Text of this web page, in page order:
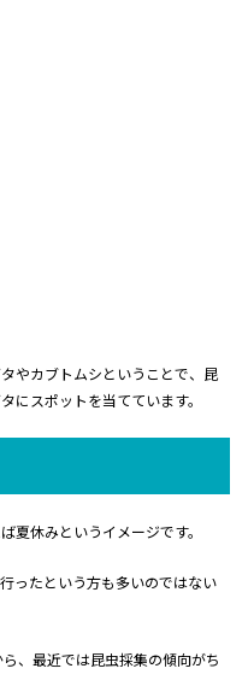
やカブトムシということで、昆
にスポットを当てています。
夏休みというイメージです。
ったという方も多いのではない
、最近では昆虫採集の傾向がち